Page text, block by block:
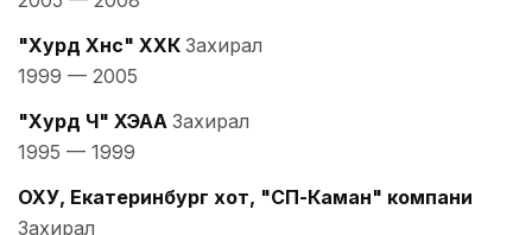
"Хурд Хүнс" ХХК Захирал
1999 — 2005
"Хурд Ч" ХЭАА Захирал
1995 — 1999
ОХУ, Екатеринбург хот, "СП-Каман" компани
Захирал